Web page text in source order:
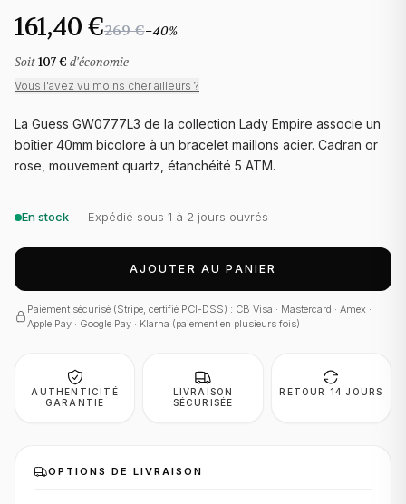
161,40 €269 €−40%
Soit107 € d'économie
Vous l'avez vu moins cher ailleurs ?
La Guess GW0777L3 de la collection Lady Empire associe un
boîtier 40mm bicolore à un bracelet maillons acier. Cadran or
rose, mouvement quartz, étanchéité 5 ATM.
En stock — Expédié sous 1 à 2 jours ouvrés
AJOUTER AU PANIER
Paiement sécurisé (Stripe, certifié PCI-DSS) : CB Visa · Mastercard · Amex ·
Apple Pay · Google Pay · Klarna (paiement en plusieurs fois)
AUTHENTICITÉ
GARANTIE
LIVRAISON
SÉCURISÉE
RETOUR 14 JOURS
OPTIONS DE LIVRAISON